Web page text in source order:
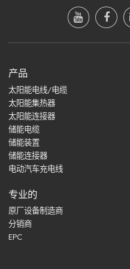
产品
太阳能电线/电缆
太阳能集热器
太阳能连接器
储能电缆
储能装置
储能连接器
电动汽车充电线
专业的
原厂设备制造商
分销商
EPC